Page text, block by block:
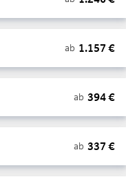
ab 1.157 €
ab 394€
ab 337 €